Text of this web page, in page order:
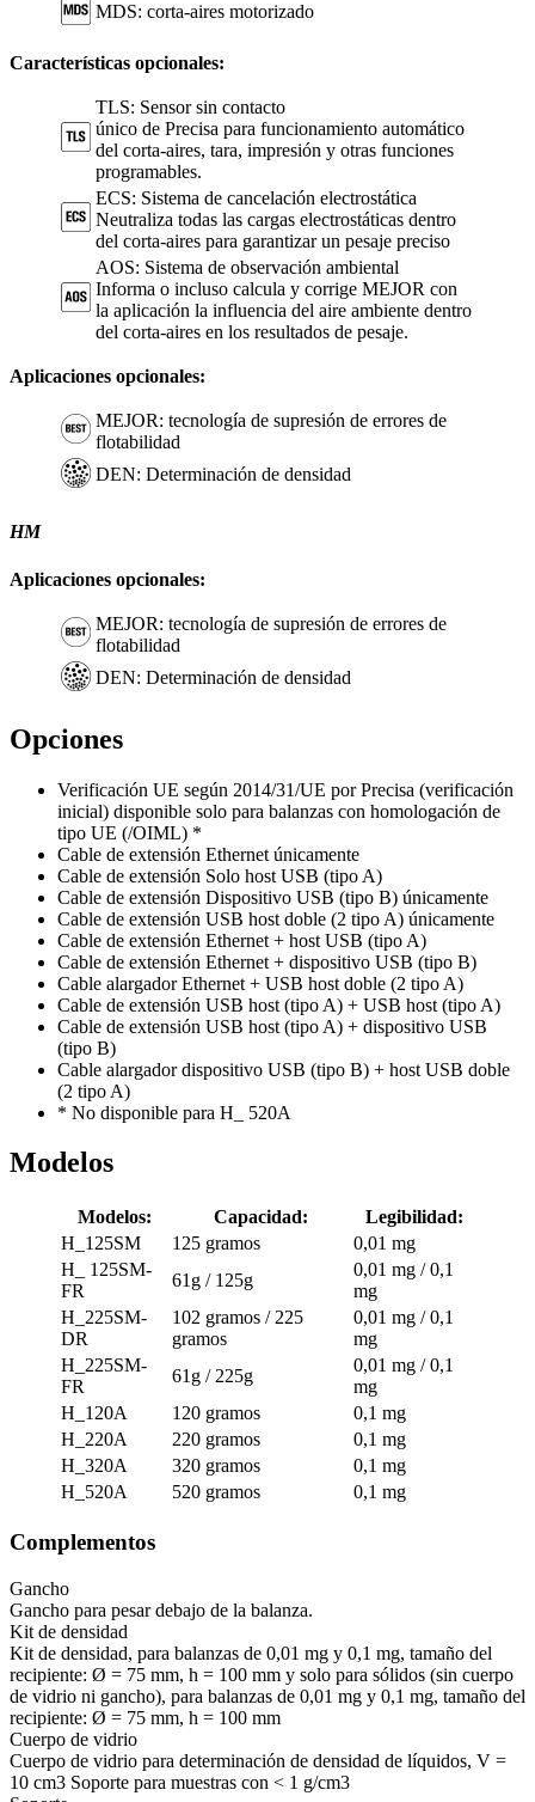
MDS: corta-aires motorizado
Características opcionales:
TLS: Sensor sin contacto
único de Precisa para funcionamiento automático
del corta-aires, tara, impresión y otras funciones
programables.
ECS: Sistema de cancelación electrostática
Neutraliza todas las cargas electrostáticas dentro
del corta-aires para garantizar un pesaje preciso
AOS: Sistema de observación ambiental
Informa o incluso calcula y corrige MEJOR con
la aplicación la influencia del aire ambiente dentro
del corta-aires en los resultados de pesaje.
Aplicaciones opcionales:
MEJOR: tecnología de supresión de errores de
flotabilidad
DEN: Determinación de densidad
HM
Aplicaciones opcionales:
MEJOR: tecnología de supresión de errores de
flotabilidad
DEN: Determinación de densidad
Opciones
Verificación UE según 2014/31/UE por Precisa (verificación
inicial) disponible solo para balanzas con homologación de
tipo UE (/OIML) *
Cable de extensión Ethernet únicamente
Cable de extensión Solo host USB (tipo A)
Cable de extensión Dispositivo USB (tipo B) únicamente
Cable de extensión USB host doble (2 tipo A) únicamente
Cable de extensión Ethernet + host USB (tipo A)
Cable de extensión Ethernet + dispositivo USB (tipo B)
Cable alargador Ethernet + USB host doble (2 tipo A)
Cable de extensión USB host (tipo A) + USB host (tipo A)
Cable de extensión USB host (tipo A) + dispositivo USB
(tipo B)
Cable alargador dispositivo USB (tipo B) + host USB doble
(2 tipo A)
* No disponible para H_ 520A
Modelos
Modelos: Capacidad:
Legibilidad:
H_125SM
125 gramos
0,01 mg
H_ 125SM-
FR
61g / 125g
0,01 mg / 0,1
mg
H_225SM-
DR
102 gramos / 225
gramos
0,01 mg / 0,1
mg
H_225SM-
FR
61g / 225g
0,01 mg / 0,1
mg
H_120A
120 gramos
0,1 mg
H_220A
220 gramos
0,1 mg
H_320A
320 gramos
0,1 mg
H_520A
520 gramos 0,1 mg
Complementos
Gancho
Gancho para pesar debajo de la balanza.
Kit de densidad
Kit de densidad, para balanzas de 0,01 mg y 0,1 mg, tamaño del
recipiente: Ø = 75 mm, h = 100 mm y solo para sólidos (sin cuerpo
de vidrio ni gancho), para balanzas de 0,01 mg y 0,1 mg, tamaño del
recipiente: Ø = 75 mm, h = 100 mm
Cuerpo de vidrio
Cuerpo de vidrio para determinación de densidad de líquidos, V =
10 cm3 Soporte para muestras con < 1 g/cm3